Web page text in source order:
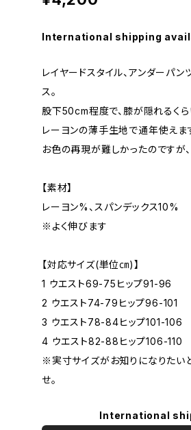
International shipping
レイヤードスタイル、アンダーパ
ス。
股下50cm程度で、膝が隠れるくら
レーヨンの薄手生地で通年使えま
お色の再現が難しかったのですが
【素材】
レーヨン%、スパンデックス10%
※よく伸びます
【対応サイズ(単位㎝)】
1 ウエスト69-75ヒップ91-96
2 ウエスト74-79ヒップ96-101
3 ウエスト78-84ヒップ101-106
4 ウエスト82-88ヒップ106-110
※実寸サイズがお知りになりたい
せ。
International